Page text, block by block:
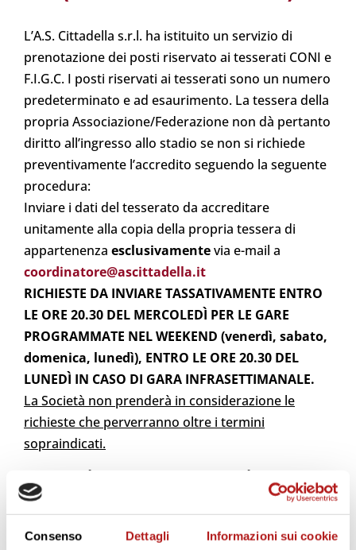
Consenso Dettagli Informazioni sui cookie
L’A.S. Cittadella s.r.l. ha istituito un servizio di
prenotazione dei posti riservato ai tesserati CONI e
F.I.G.C. I posti riservati ai tesserati sono un numero
predeterminato e ad esaurimento. La tessera della
propria Associazione/Federazione non dà pertanto
diritto all’ingresso allo stadio se non si richiede
preventivamente l’accredito seguendo la seguente
procedura:
Inviare i dati del tesserato da accreditare
unitamente alla copia della propria tessera di
appartenenza esclusivamentevia e-mail a
coordinatore@ascittadella.it
RICHIESTE DA INVIARE TASSATIVAMENTE ENTRO
LE ORE 20.30 DEL MERCOLEDÌ PER LE GARE
PROGRAMMATE NEL WEEKEND (venerdì, sabato,
domenica, lunedì), ENTRO LE ORE 20.30 DEL
LUNEDÌ IN CASO DI GARA INFRASETTIMANALE.
La Società non prenderà in considerazione le
richieste che perverranno oltre i termini
sopraindicati.
TAGLIANDO/ACCREDITO PER ACCEDERE ALLO
STADIO VIA MAIL ALL’INDIRIZZO DAL
QUALE RICEVERÀ LA RICHIESTA DI ACCREDITO.